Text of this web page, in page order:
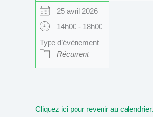
25 avril 2026
14h00 - 18h00
Type d’évènement
Récurrent
Cliquez ici pour revenir au calendrier.